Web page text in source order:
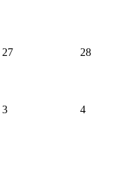
27 28
3
4